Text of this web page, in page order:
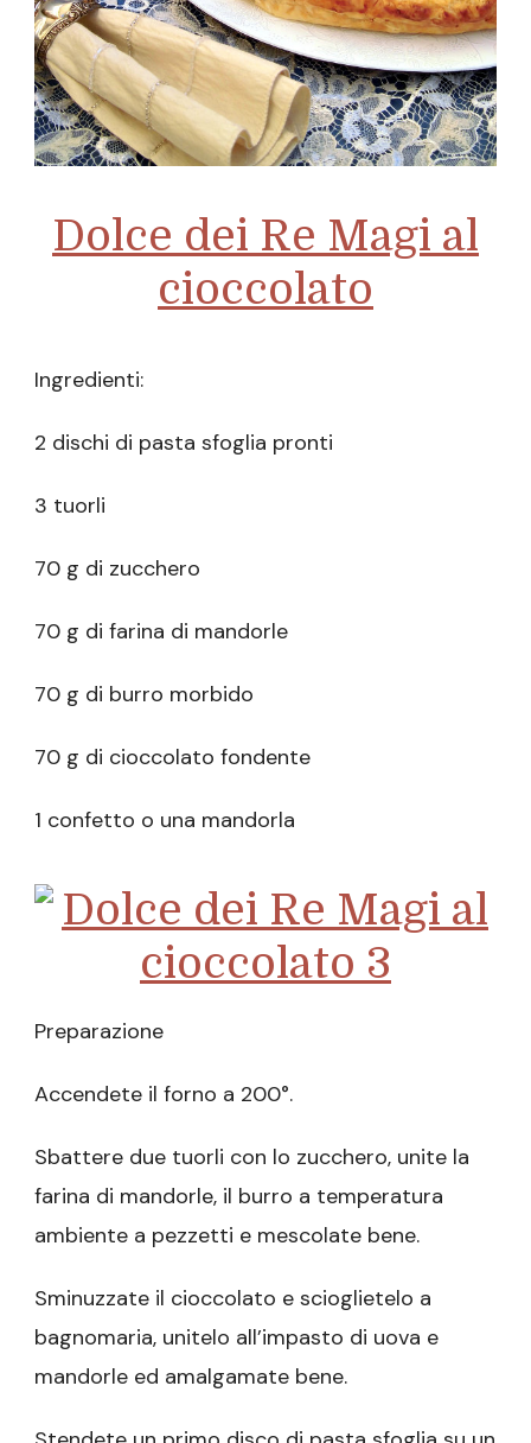
Dolce dei Re Magi al
cioccolato
Ingredienti:
2 dischi di pasta sfoglia pronti
3 tuorli
70 g di zucchero
70 g di farina di mandorle
70 g di burro morbido
70 g di cioccolato fondente
1 confetto o una mandorla
Preparazione
Accendete il forno a 200°.
Sbattere due tuorli con lo zucchero, unite la
farina di mandorle, il burro a temperatura
ambiente a pezzetti e mescolate bene.
Sminuzzate il cioccolato e scioglietelo a
bagnomaria, unitelo all’impasto di uova e
mandorle ed amalgamate bene.